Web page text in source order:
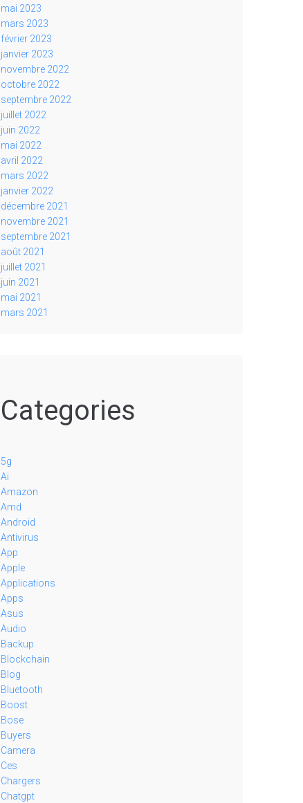
mai 2023
mars 2023
février 2023
janvier 2023
novembre 2022
octobre 2022
septembre 2022
juillet 2022
juin 2022
mai 2022
avril 2022
mars 2022
janvier 2022
décembre 2021
novembre 2021
septembre 2021
août 2021
juillet 2021
juin 2021
mai 2021
mars 2021
Categories
5g
Ai
Amazon
Amd
Android
Antivirus
App
Apple
Applications
Apps
Asus
Audio
Backup
Blockchain
Blog
Bluetooth
Boost
Bose
Buyers
Camera
Ces
Chargers
Chatgpt